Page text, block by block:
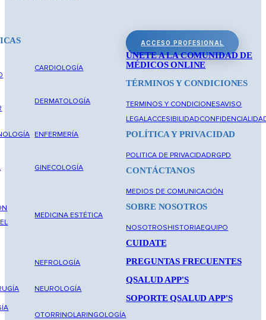
CARDIOLOGÍA
DERMATOLOGÍA
ENFERMERÍA
GINECOLOGÍA
MEDICINA ESTÉTICA
NEFROLOGÍA
NEUROLOGÍA
OTORRINOLARINGOLOGÍA
ACCESO PROFESIONAL
ÚNETE A LA COMUNIDAD DE
MÉDICOS ONLINE
TÉRMINOS Y CONDICIONES
TERMINOS Y CONDICIONESAVISO
LEGALACCESIBILIDAD
POLÍTICA Y PRIVACIDAD
POLITICA DE PRIVACIDADRGPD
CONTÁCTANOS
MEDIOS DE COMUNICACIÓN
SOBRE NOSOTROS
NOSOTROSHISTORIAEQUIPO
CUIDATE
PREGUNTAS FRECUENTES
QSALUD APP'S
SOPORTE QSALUD APP'S